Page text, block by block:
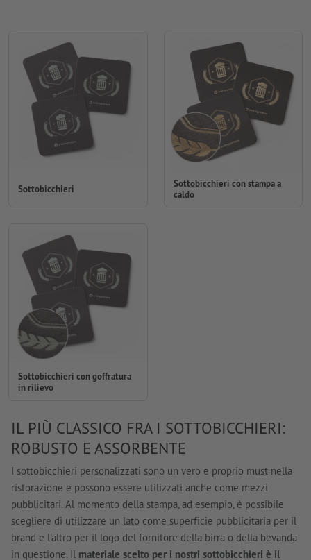
Sottobicchieri
Sottobicchieri con stampa a
caldo
Sottobicchieri con goffratura
in rilievo
IL PIÙ CLASSICO FRA I SOTTOBICCHIERI:
ROBUSTO E ASSORBENTE
I sottobicchieri personalizzati sono un vero e proprio must nella
ristorazione e possono essere utilizzati anche come mezzi
pubblicitari. Al momento della stampa, ad esempio, è possibile
scegliere di utilizzare un lato come superficie pubblicitaria per il
brand e l'altro per il logo del fornitore della birra o della bevanda
in questione. Il materiale scelto per i nostri sottobicchieri è il